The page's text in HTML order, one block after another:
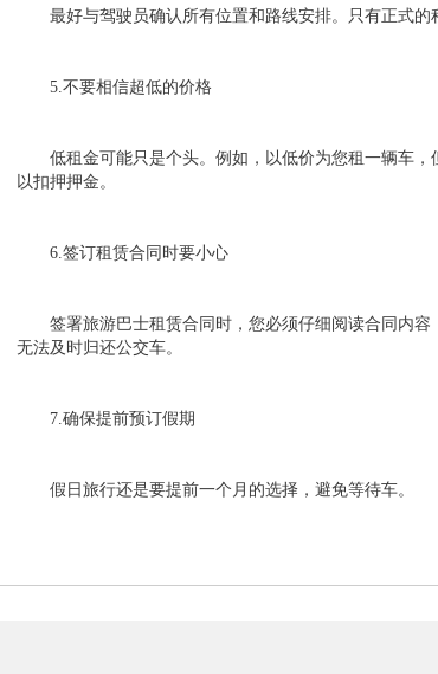
最好与驾驶员确认所有位置和路线安排。只有正式的
5.不要相信超低的价格
低租金可能只是个头。例如，以低价为您租一辆车，
以扣押押金。
6.签订租赁合同时要小心
签署旅游巴士租赁合同时，您必须仔细阅读合同内容
无法及时归还公交车。
7.确保提前预订假期
假日旅行还是要提前一个月的选择，避免等待车。